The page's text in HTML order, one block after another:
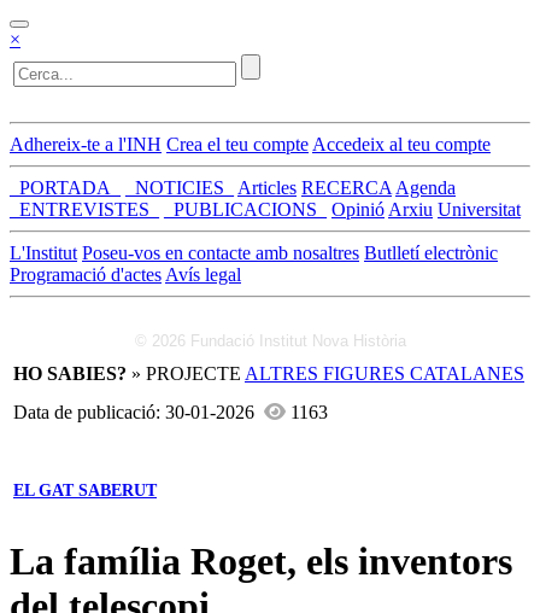
×
Adhereix-te a l'INH Crea el teu compte Accedeix al teu compte
_PORTADA_ _NOTICIES_ Articles RECERCA Agenda
_ENTREVISTES_
_PUBLICACIONS_ Opinió Arxiu Universitat
L'Institut Poseu-vos en contacte amb nosaltres Butlletí electrònic
Programació d'actes Avís legal
© 2026 Fundació Institut Nova Història
HO SABIES? » PROJECTE ALTRES FIGURES CATALANES
Data de publicació: 30-01-2026
1163
EL GAT SABERUT
La família Roget, els inventors